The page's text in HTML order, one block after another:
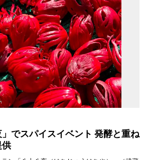
でスパイスイベント 発酵と重ね
供